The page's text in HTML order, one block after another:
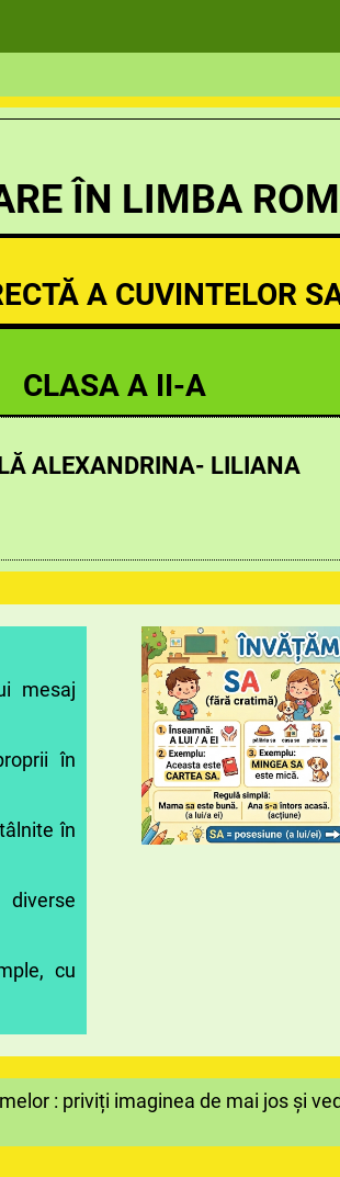
ÎN LIMBA
A CUVINTELOR
CLASA A II-A
ALEXANDRINA- LILIANA
mesaj
în
în
cu
: priviți imaginea de mai jos și